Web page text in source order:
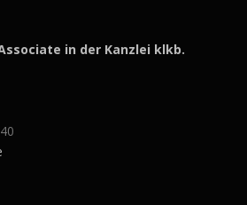
in der Kanzlei klkb.